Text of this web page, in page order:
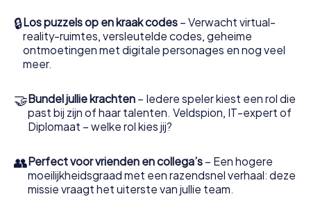
wereld van spionage en geheime agenten en verander
Aniche in een escaperoom in de buitenlucht!
🔒Los puzzels op en kraak codes – Verwacht virtual-
reality-ruimtes, versleutelde codes, geheime
ontmoetingen met digitale personages en nog veel
meer.
🤝Bundel jullie krachten – Iedere speler kiest een rol die
past bij zijn of haar talenten. Veldspion, IT-expert of
Diplomaat – welke rol kies jij?
👥Perfect voor vrienden en collega’s – Een hogere
moeilijkheidsgraad met een razendsnel verhaal: deze
missie vraagt het uiterste van jullie team.